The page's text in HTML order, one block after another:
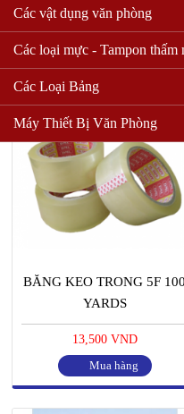
Các vật dụng văn phòng
Các loại mực - Tampon thấm
Các Loại Bảng
Máy Thiết Bị Văn Phòng
12,000 VND
Mua hàng
BĂNG KEO TRONG 5F 100
YARDS
13,500 VND
Mua hàng